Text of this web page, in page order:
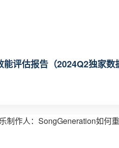
能评估报告（2024Q2独家